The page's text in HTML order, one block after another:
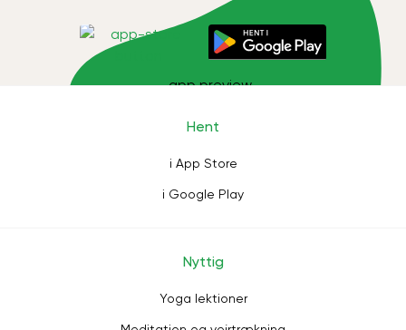
Hent
i App Store
i Google Play
Nyttig
Yoga lektioner